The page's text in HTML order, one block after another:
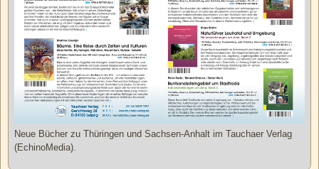
Neue Bücher zu Thüringen und Sachsen-Anhalt im Tauchaer Verlag
(EchinoMedia).